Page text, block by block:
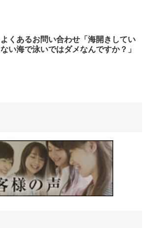
よくあるお問い合わせ「海開きしてい
ない海で泳いではダメなんですか？」